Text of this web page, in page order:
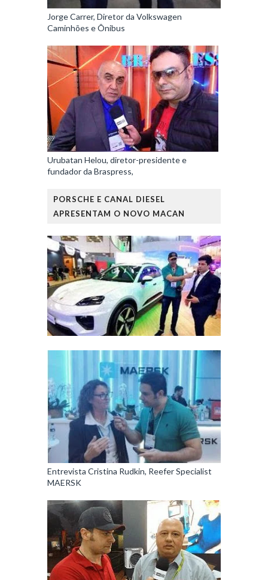
Jorge Carrer, Diretor da Volkswagen
Caminhões e Ônibus
Urubatan Helou, diretor-presidente e
fundador da Braspress,
PORSCHE E CANAL DIESEL
APRESENTAM O NOVO MACAN
Entrevista Cristina Rudkin, Reefer Specialist
MAERSK